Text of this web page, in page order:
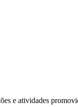
e atividades